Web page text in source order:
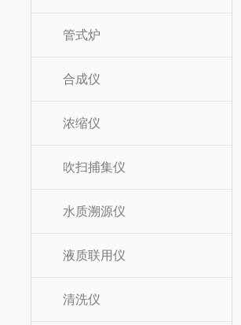
管式炉
合成仪
浓缩仪
吹扫捕集仪
水质溯源仪
液质联用仪
清洗仪